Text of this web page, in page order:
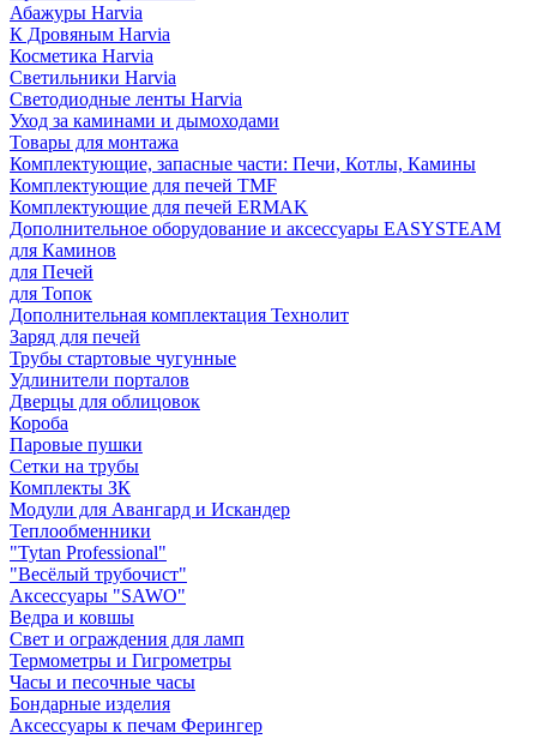
Абажуры Harvia
К Дровяным Harvia
Косметика Harvia
Светильники Harvia
Светодиодные ленты Harvia
Уход за каминами и дымоходами
Товары для монтажа
Комплектующие, запасные части: Печи, Котлы, Камины
Комплектующие для печей TMF
Комплектующие для печей ERMAK
Дополнительное оборудование и аксессуары EASYSTEAM
для Каминов
для Печей
для Топок
Дополнительная комплектация Технолит
Заряд для печей
Трубы стартовые чугунные
Удлинители порталов
Дверцы для облицовок
Короба
Паровые пушки
Сетки на трубы
Комплекты ЗК
Модули для Авангард и Искандер
Теплообменники
"Tytan Professional"
"Весёлый трубочист"
Аксессуары "SAWO"
Ведра и ковшы
Свет и ограждения для ламп
Термометры и Гигрометры
Часы и песочные часы
Бондарные изделия
Аксессуары к печам Ферингер